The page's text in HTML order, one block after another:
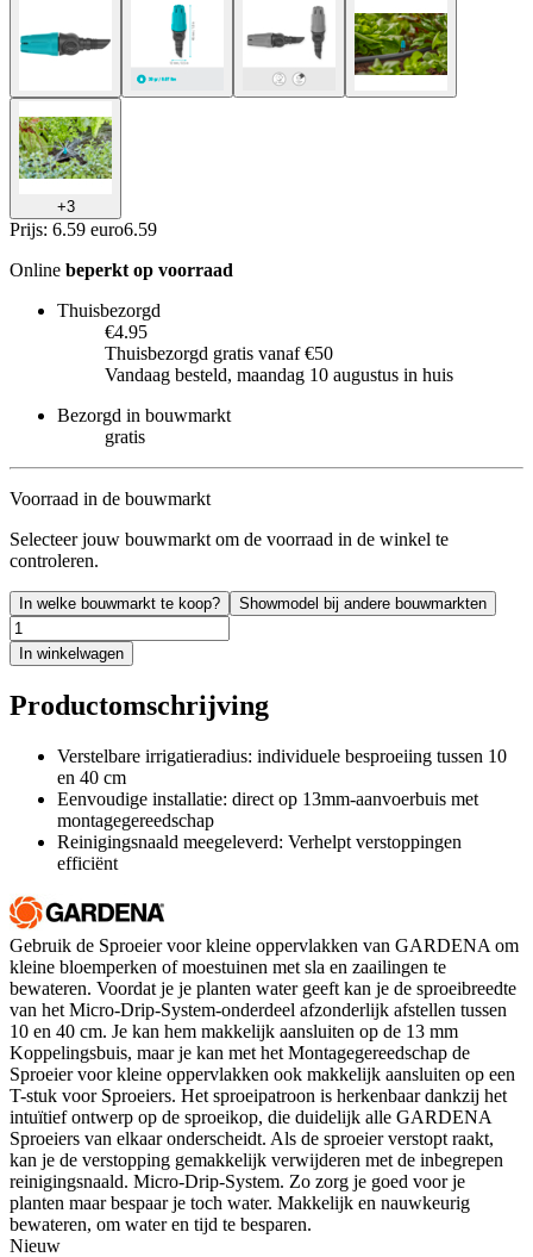
+3
Prijs: 6.59 euro6.59
Online beperkt op voorraad
Thuisbezorgd
€4.95
Thuisbezorgd gratis vanaf €50
Vandaag besteld, maandag 10 augustus in huis
Bezorgd in bouwmarkt
gratis
Voorraad in de bouwmarkt
Selecteer jouw bouwmarkt om de voorraad in de winkel te
controleren.
In welke bouwmarkt te koop? Showmodel bij andere bouwmarkten
In winkelwagen
Productomschrijving
Verstelbare irrigatieradius: individuele besproeiing tussen 10
en 40 cm
Eenvoudige installatie: direct op 13mm-aanvoerbuis met
montagegereedschap
Reinigingsnaald meegeleverd: Verhelpt verstoppingen
efficiënt
Gebruik de Sproeier voor kleine oppervlakken van GARDENA om
kleine bloemperken of moestuinen met sla en zaailingen te
bewateren. Voordat je je planten water geeft kan je de sproeibreedte
van het Micro-Drip-System-onderdeel afzonderlijk afstellen tussen
10 en 40 cm. Je kan hem makkelijk aansluiten op de 13 mm
Koppelingsbuis, maar je kan met het Montagegereedschap de
Sproeier voor kleine oppervlakken ook makkelijk aansluiten op een
T-stuk voor Sproeiers. Het sproeipatroon is herkenbaar dankzij het
intuïtief ontwerp op de sproeikop, die duidelijk alle GARDENA
Sproeiers van elkaar onderscheidt. Als de sproeier verstopt raakt,
kan je de verstopping gemakkelijk verwijderen met de inbegrepen
reinigingsnaald. Micro-Drip-System. Zo zorg je goed voor je
planten maar bespaar je toch water. Makkelijk en nauwkeurig
bewateren, om water en tijd te besparen.
Nieuw